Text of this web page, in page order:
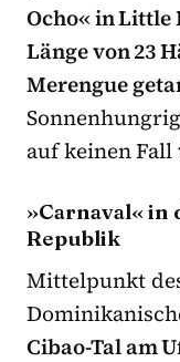
Ocho« in Little
Länge von 23
Merengue
auf keinen Fall
»Carnaval«
Republik
Mittelpunkt
Cibao-Tal am